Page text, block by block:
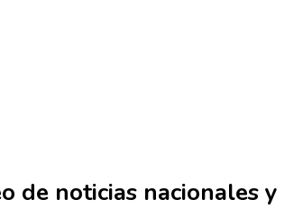
de noticias nacionales y